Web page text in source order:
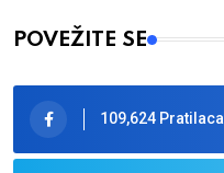
POVEŽITE SE
109,624 Pratilaca